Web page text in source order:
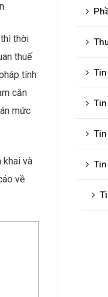
thời
thuế
tính
căn
mức
khai và
về